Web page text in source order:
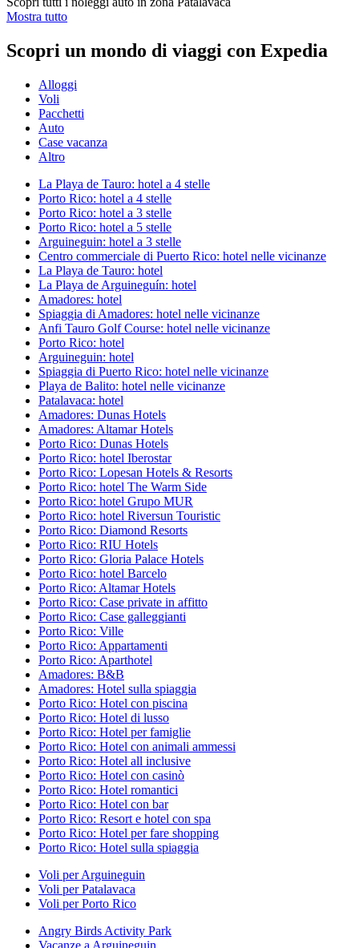
Mostra tutto
Scopri un mondo di viaggi con Expedia
Alloggi
Voli
Pacchetti
Auto
Case vacanza
Altro
La Playa de Tauro: hotel a 4 stelle
Porto Rico: hotel a 4 stelle
Porto Rico: hotel a 3 stelle
Porto Rico: hotel a 5 stelle
Arguineguin: hotel a 3 stelle
Centro commerciale di Puerto Rico: hotel nelle vicinanze
La Playa de Tauro: hotel
La Playa de Arguineguín: hotel
Amadores: hotel
Spiaggia di Amadores: hotel nelle vicinanze
Anfi Tauro Golf Course: hotel nelle vicinanze
Porto Rico: hotel
Arguineguin: hotel
Spiaggia di Puerto Rico: hotel nelle vicinanze
Playa de Balito: hotel nelle vicinanze
Patalavaca: hotel
Amadores: Dunas Hotels
Amadores: Altamar Hotels
Porto Rico: Dunas Hotels
Porto Rico: hotel Iberostar
Porto Rico: Lopesan Hotels & Resorts
Porto Rico: hotel The Warm Side
Porto Rico: hotel Grupo MUR
Porto Rico: hotel Riversun Touristic
Porto Rico: Diamond Resorts
Porto Rico: RIU Hotels
Porto Rico: Gloria Palace Hotels
Porto Rico: hotel Barcelo
Porto Rico: Altamar Hotels
Porto Rico: Case private in affitto
Porto Rico: Case galleggianti
Porto Rico: Ville
Porto Rico: Appartamenti
Porto Rico: Aparthotel
Amadores: B&B
Amadores: Hotel sulla spiaggia
Porto Rico: Hotel con piscina
Porto Rico: Hotel di lusso
Porto Rico: Hotel per famiglie
Porto Rico: Hotel con animali ammessi
Porto Rico: Hotel all inclusive
Porto Rico: Hotel con casinò
Porto Rico: Hotel romantici
Porto Rico: Hotel con bar
Porto Rico: Resort e hotel con spa
Porto Rico: Hotel per fare shopping
Porto Rico: Hotel sulla spiaggia
Voli per Arguineguin
Voli per Patalavaca
Voli per Porto Rico
Angry Birds Activity Park
Vacanze a Arguineguin